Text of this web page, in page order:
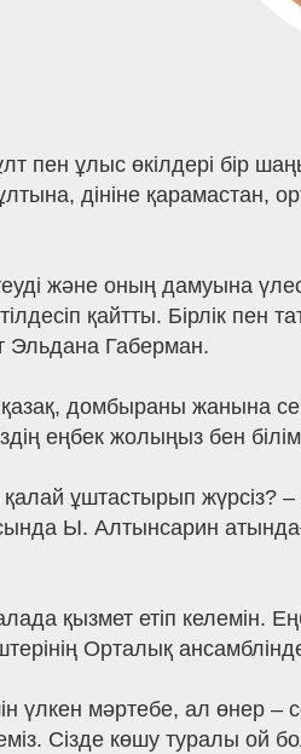
пен ұлыс өкілдері бір
ұлтына, дініне
және оның дамуына
қайтты. Бірлік
Эльдана Габерман.
домбыраны жанына
еңбек жолыңыз бен
ұштастырып жүрсіз? –
Ы. Алтынсарин
қызмет етіп келемін.
Орталық
үлкен мәртебе, ал өнер
Сізде көшу туралы ой